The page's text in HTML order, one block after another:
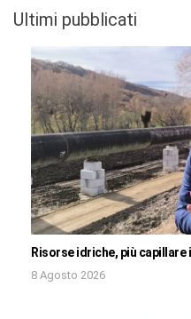
Ultimi pubblicati
Risorse idriche, più
8 Agosto 2026